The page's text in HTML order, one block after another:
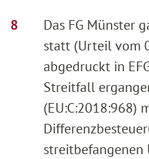
Das FG Münster
statt (Urteil vom
abgedruckt in
Streitfall
(EU:C:2018:968)
streitbefangenen